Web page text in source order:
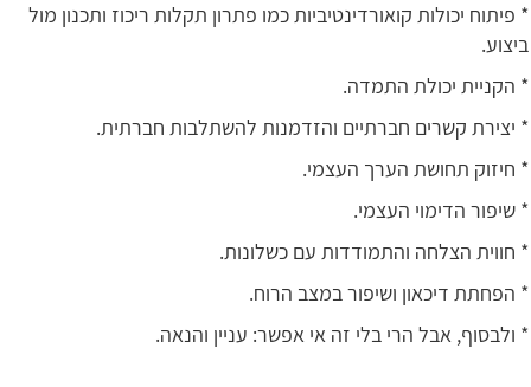
* פיתוח יכולות קואורדינטיביות כמו פתרון תקלות ריכוז ותכנון מול
ביצוע.
* הקניית יכולת התמדה.
* יצירת קשרים חברתיים והזדמנות להשתלבות חברתית.
* חיזוק תחושת הערך העצמי.
* שיפור הדימוי העצמי.
* חווית הצלחה והתמודדות עם כשלונות.
* הפחתת דיכאון ושיפור במצב הרוח.
* ולבסוף, אבל הרי בלי זה אי אפשר: עניין והנאה.